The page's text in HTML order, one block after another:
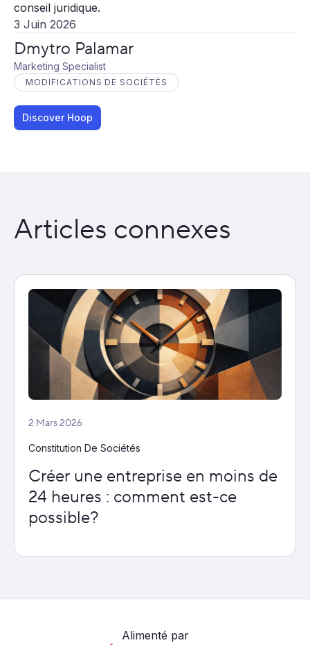
3 Juin 2026
Dmytro Palamar
Marketing Specialist
MODIFICATIONS DE SOCIÉTÉS
Discover Hoop
conseil juridique.
Articles connexes
2 Mars 2026
Constitution De Sociétés
Créer une entreprise en moins de
24 heures : comment est-ce
possible?
Alimenté par